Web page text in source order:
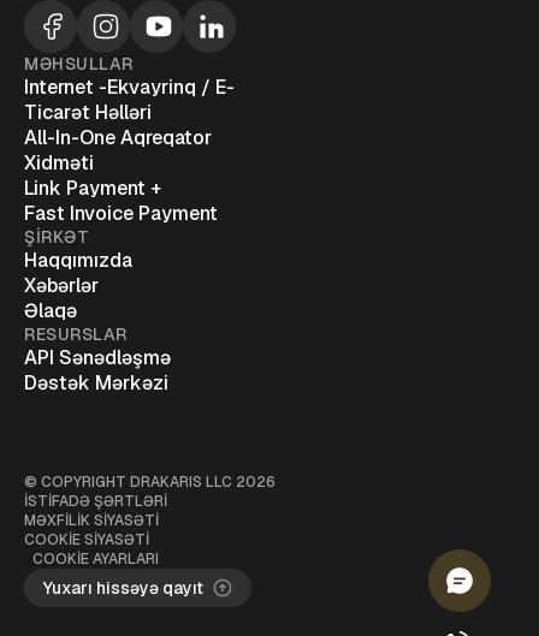
MƏHSULLAR
Internet -Ekvayrinq / E-
Ticarət Həlləri
All-In-One Aqreqator
Xidməti
Link Payment +
Fast Invoice Payment
ŞİRKƏT
Haqqımızda
Xəbərlər
Əlaqə
RESURSLAR
API Sənədləşmə
Dəstək Mərkəzi
© COPYRIGHT DRAKARIS LLC 2026
İSTİFADƏ ŞƏRTLƏRİ
MƏXFİLİK SİYASƏTİ
COOKİE SİYASƏTİ
COOKIE AYARLARI
Yuxarı hissəyə qayıt